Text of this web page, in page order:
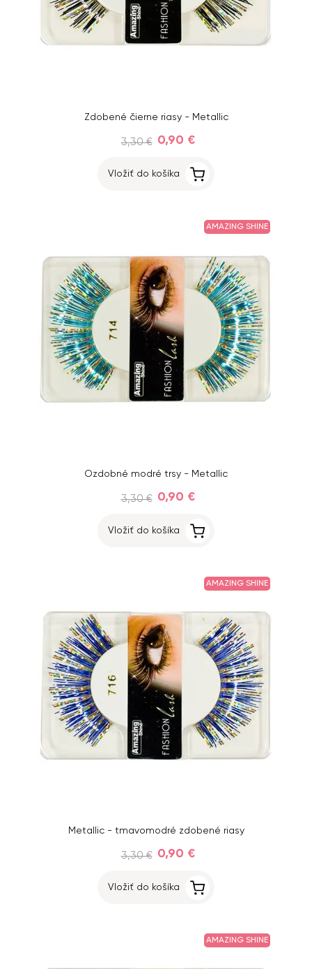
Zdobené čierne riasy - Metallic
3,30 € 0,90 €
Vložiť do košíka
AMAZING SHINE
Ozdobné modré trsy - Metallic
3,30 € 0,90 €
Vložiť do košíka
AMAZING SHINE
Metallic - tmavomodré zdobené riasy
3,30 € 0,90 €
Vložiť do košíka
AMAZING SHINE